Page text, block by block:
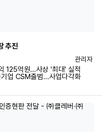
추진
등록자
관리자
125억원...사상 '최대' 실적
업 CSM출범...사업다각화